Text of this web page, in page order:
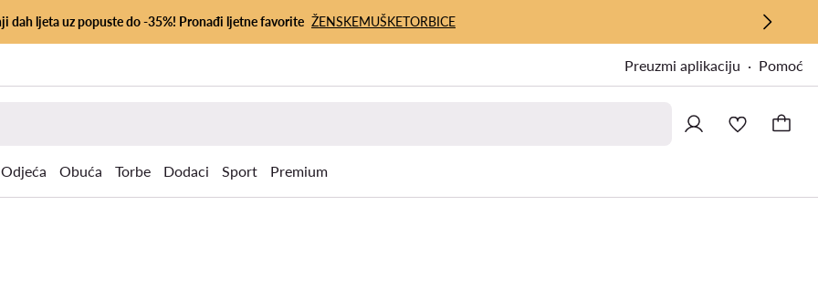
dah ljeta uz popuste do -35%! Pronađi ljetne favorite ŽENSKEMUŠKETORBICE
Preuzmi aplikaciju Pomoć
Odjeća Obuća Torbe Dodaci Sport Premium